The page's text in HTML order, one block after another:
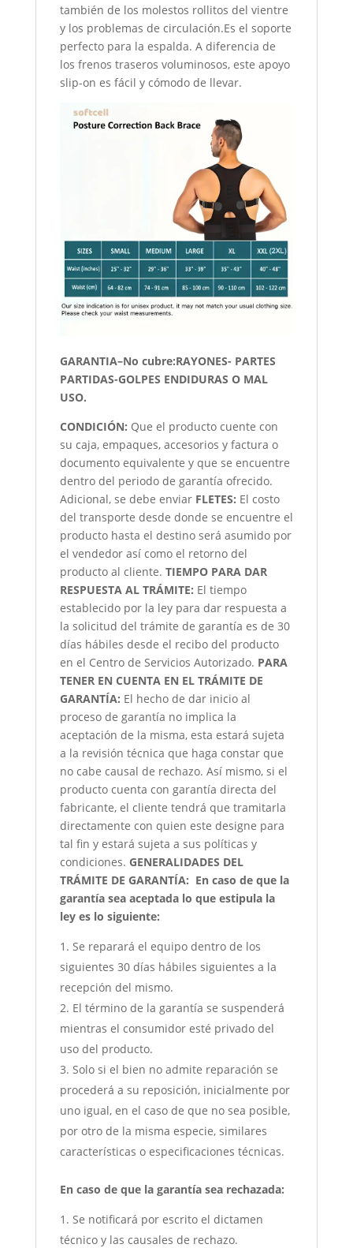
también de los molestos rollitos del vientre
y los problemas de circulación.Es el soporte
perfecto para la espalda. A diferencia de
los frenos traseros voluminosos, este apoyo
slip-on es fácil y cómodo de llevar.
GARANTIA–No cubre:RAYONES- PARTES
PARTIDAS-GOLPES ENDIDURAS O MAL
USO.
CONDICIÓN: Que el producto cuente con
su caja, empaques, accesorios y factura o
documento equivalente y que se encuentre
dentro del periodo de garantía ofrecido.
Adicional, se debe enviar FLETES: El costo
del transporte desde donde se encuentre el
producto hasta el destino será asumido por
el vendedor así como el retorno del
producto al cliente. TIEMPO PARA DAR
RESPUESTA AL TRÁMITE: El tiempo
establecido por la ley para dar respuesta a
la solicitud del trámite de garantía es de 30
días hábiles desde el recibo del producto
en el Centro de Servicios Autorizado. PARA
TENER EN CUENTA EN EL TRÁMITE DE
GARANTÍA: El hecho de dar inicio al
proceso de garantía no implica la
aceptación de la misma, esta estará sujeta
a la revisión técnica que haga constar que
no cabe causal de rechazo. Así mismo, si el
producto cuenta con garantía directa del
fabricante, el cliente tendrá que tramitarla
directamente con quien este designe para
tal fin y estará sujeta a sus políticas y
condiciones. GENERALIDADES DEL
TRÁMITE DE GARANTÍA: En caso de que la
garantía sea aceptada lo que estipula la
ley es lo siguiente:
Se reparará el equipo dentro de los
siguientes 30 días hábiles siguientes a la
recepción del mismo.
El término de la garantía se suspenderá
mientras el consumidor esté privado del
uso del producto.
Solo si el bien no admite reparación se
procederá a su reposición, inicialmente por
uno igual, en el caso de que no sea posible,
por otro de la misma especie, similares
características o especificaciones técnicas.
En caso de que la garantía sea rechazada:
Se notificará por escrito el dictamen
técnico y las causales de rechazo.